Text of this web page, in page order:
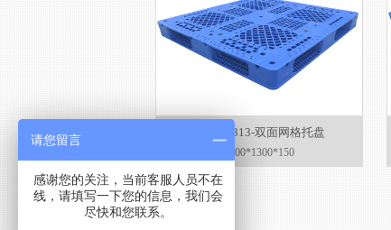
72#-1-1313-双面网格托盘
1300*1300*150
请您留言
感谢您的关注，当前客服人员不在
线，请填写一下您的信息，我们会
尽快和您联系。